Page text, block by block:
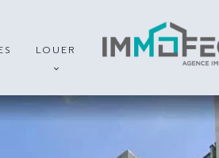
LOUER